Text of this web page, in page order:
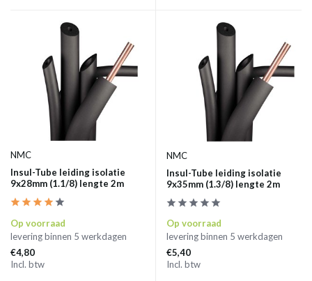
NMC
Insul-Tube leiding isolatie
9x28mm (1.1/8) lengte 2m
Op voorraad
levering binnen 5 werkdagen
€4,80
Incl. btw
NMC
Insul-Tube leiding isolatie
9x35mm (1.3/8) lengte 2m
Op voorraad
levering binnen 5 werkdagen
€5,40
Incl. btw